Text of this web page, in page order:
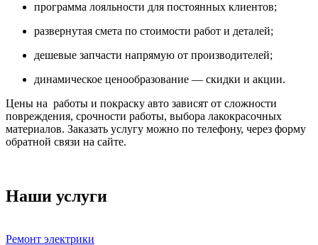
программа лояльности для постоянных клиентов;
развернутая смета по стоимости работ и деталей;
дешевые запчасти напрямую от производителей;
динамическое ценообразование — скидки и акции.
Цены на работы и покраску авто зависят от сложности
повреждения, срочности работы, выбора лакокрасочных
материалов. Заказать услугу можно по телефону, через форму
обратной связи на сайте.
Наши услуги
Ремонт электрики